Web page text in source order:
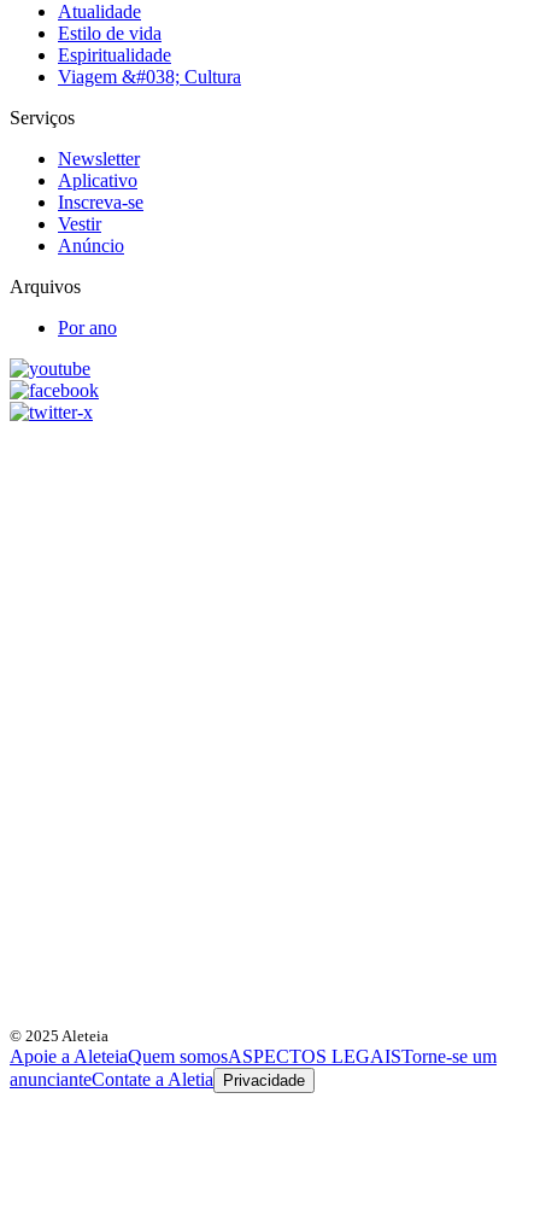
Atualidade
Estilo de vida
Espiritualidade
Viagem &#038; Cultura
Serviços
Newsletter
Aplicativo
Inscreva-se
Vestir
Anúncio
Arquivos
Por ano
© 2025 Aleteia
Apoie a AleteiaQuem somosASPECTOS LEGAISTorne-se um
anuncianteContate a Aletia Privacidade